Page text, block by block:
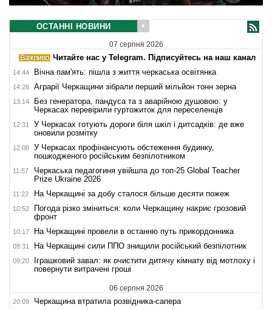
ОСТАННІ НОВИНИ
07 серпня 2026
Читайте нас у Telegram. Підписуйтесь на наш канал
14:44 Вічна пам'ять: пішла з життя черкаська освітянка
14:26 Аграрії Черкащини зібрали перший мільйон тонн зерна
13:14
Без генератора, пандуса та з аварійною душовою: у
Черкасах перевірили гуртожиток для переселенців
12:31
У Черкасах готують дороги біля шкіл і дитсадків: де вже
оновили розмітку
12:08
У Черкасах профінансують обстеження будинку,
пошкодженого російським безпілотником
11:57
Черкаська педагогиня увійшла до топ-25 Global Teacher
Prize Ukraine 2026
11:22 На Черкащині за добу сталося більше десяти пожеж
10:52
Погода різко зміниться: коли Черкащину накриє грозовий
фронт
10:17 На Черкащині провели в останню путь прикордонника
09:31 На Черкащині сили ППО знищили російський безпілотник
09:20
Іграшковий завал: як очистити дитячу кімнату від мотлоху і
повернути витрачені гроші
06 серпня 2026
20:09 Черкащина втратила розвідника-сапера